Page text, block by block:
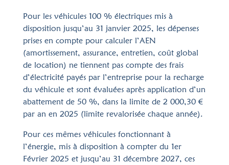
Pour les véhicules 100 % électriques mis à
disposition jusqu’au 31 janvier 2025, les dépenses
prises en compte pour calculer l’AEN
(amortissement, assurance, entretien, coût global
de location) ne tiennent pas compte des frais
d’électricité payés par l’entreprise pour la recharge
du véhicule et sont évaluées après application d’un
abattement de 50 %, dans la limite de 2 000,30 €
par an en 2025 (limite revalorisée chaque année).
Pour ces mêmes véhicules fonctionnant à
l’énergie, mis à disposition à compter du 1er
Février 2025 et jusqu’au 31 décembre 2027, ces